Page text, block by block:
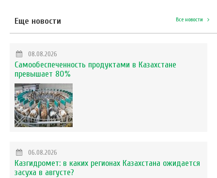
Еще новости Все новости
08.08.2026
Самообеспеченность продуктами в Казахстане
превышает 80%
06.08.2026
Казгидромет: в каких регионах Казахстана ожидается
засуха в августе?